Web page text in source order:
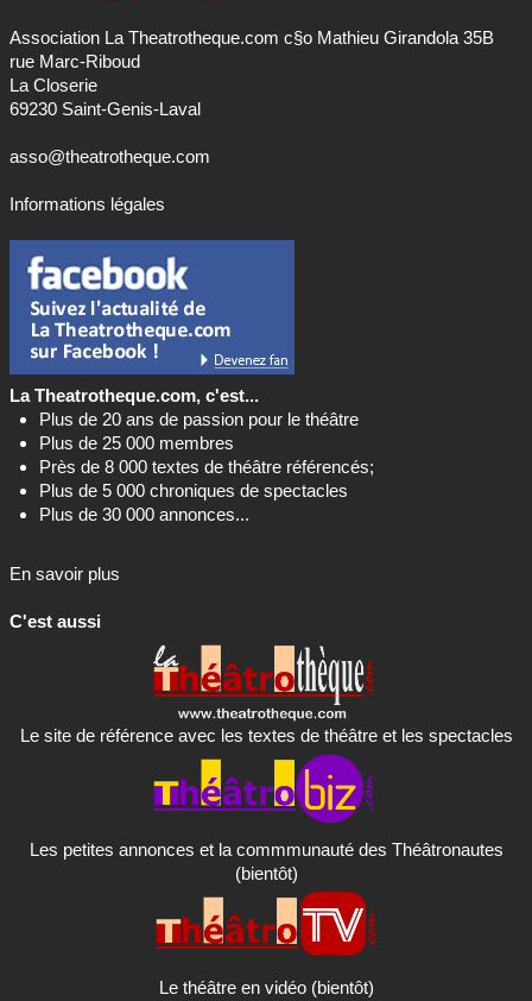
Association La Theatrotheque.com c§o Mathieu Girandola 35B
rue Marc-Riboud
La Closerie
69230 Saint-Genis-Laval
asso@theatrotheque.com
Informations légales
La Theatrotheque.com, c'est...
Plus de 20 ans de passion pour le théâtre
Plus de 25 000 membres
Près de 8 000 textes de théâtre référencés;
Plus de 5 000 chroniques de spectacles
Plus de 30 000 annonces...
En savoir plus
C'est aussi
Le site de référence avec les textes de théâtre et les spectacles
Les petites annonces et la commmunauté des Théâtronautes
(bientôt)
Le théâtre en vidéo (bientôt)